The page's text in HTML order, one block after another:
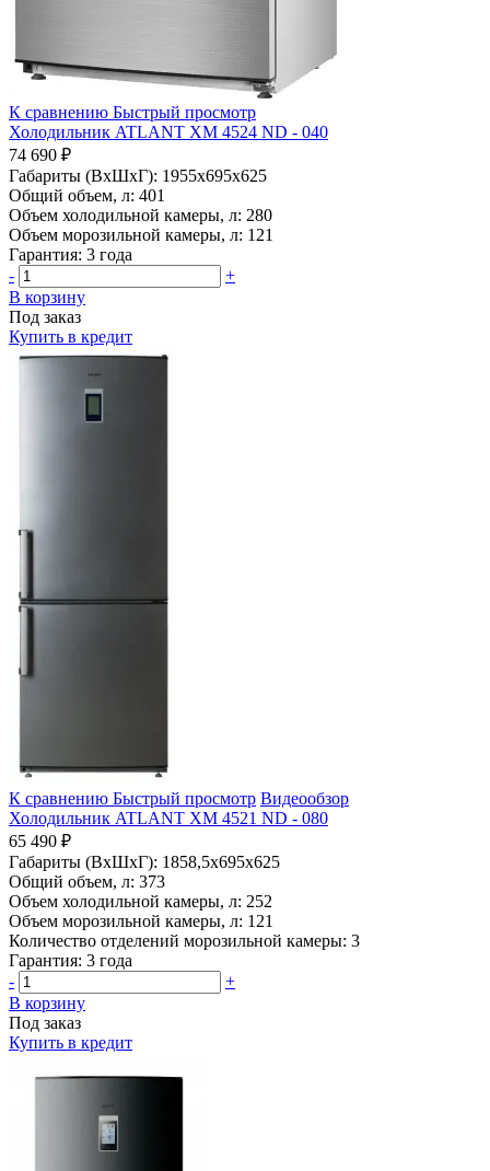
К сравнению Быстрый просмотр
Холодильник ATLANT ХМ 4524 ND - 040
74 690 ₽
Габариты (ВхШхГ): 1955x695x625
Общий объем, л: 401
Объем холодильной камеры, л: 280
Объем морозильной камеры, л: 121
Гарантия: 3 года
-
+
В корзину
Под заказ
Купить в кредит
К сравнению Быстрый просмотр Видеообзор
Холодильник ATLANT ХМ 4521 ND - 080
65 490 ₽
Габариты (ВхШхГ): 1858,5x695x625
Общий объем, л: 373
Объем холодильной камеры, л: 252
Объем морозильной камеры, л: 121
Количество отделений морозильной камеры: 3
Гарантия: 3 года
-
+
В корзину
Под заказ
Купить в кредит